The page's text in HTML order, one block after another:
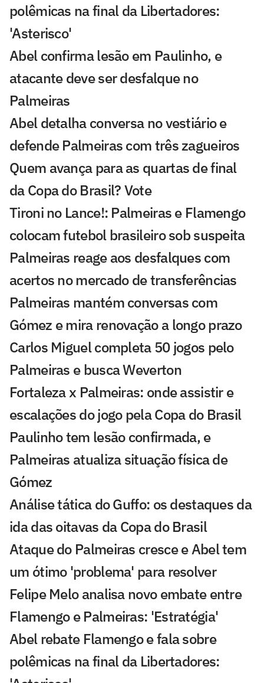
polêmicas na final da Libertadores:
'Asterisco'
Abel confirma lesão em Paulinho, e
atacante deve ser desfalque no
Palmeiras
Abel detalha conversa no vestiário e
defende Palmeiras com três zagueiros
Quem avança para as quartas de final
da Copa do Brasil? Vote
Tironi no Lance!: Palmeiras e Flamengo
colocam futebol brasileiro sob suspeita
Palmeiras reage aos desfalques com
acertos no mercado de transferências
Palmeiras mantém conversas com
Gómez e mira renovação a longo prazo
Carlos Miguel completa 50 jogos pelo
Palmeiras e busca Weverton
Fortaleza x Palmeiras: onde assistir e
escalações do jogo pela Copa do Brasil
Paulinho tem lesão confirmada, e
Palmeiras atualiza situação física de
Gómez
Análise tática do Guffo: os destaques da
ida das oitavas da Copa do Brasil
Ataque do Palmeiras cresce e Abel tem
um ótimo 'problema' para resolver
Felipe Melo analisa novo embate entre
Flamengo e Palmeiras: 'Estratégia'
Abel rebate Flamengo e fala sobre
polêmicas na final da Libertadores: